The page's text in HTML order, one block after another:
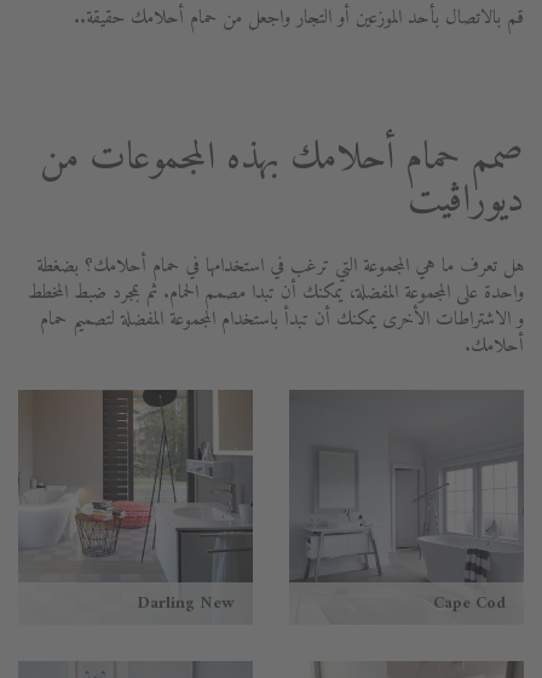
قم بالاتصال بأحد الموزعين أو التجار واجعل من حمام أحلامك حقيقة..
صمم حمام أحلامك بهذه المجموعات من
ديوراڨيت
هل تعرف ما هي المجموعة التي ترغب في استخدامها في حمام أحلامك؟ بضغطة
واحدة على المجموعة المفضلة، يمكنك أن تبدا مصمم الحمام. ثم بمجرد ضبط المخطط
و الاشتراطات الأخرى يمكنك أن تبدأ باستخدام المجموعة المفضلة لتصميم حمام
أحلامك.
Cape Cod
Darling New